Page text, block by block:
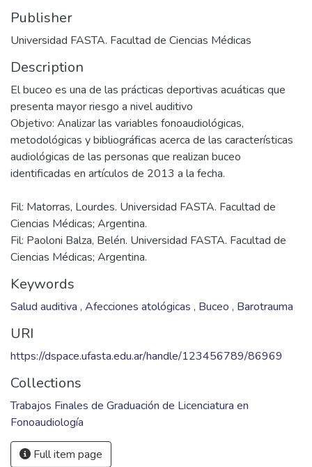
Publisher
Universidad FASTA. Facultad de Ciencias Médicas
Description
El buceo es una de las prácticas deportivas acuáticas que
presenta mayor riesgo a nivel auditivo
Objetivo: Analizar las variables fonoaudiológicas,
metodológicas y bibliográficas acerca de las características
audiológicas de las personas que realizan buceo
Fil: Matorras, Lourdes. Universidad FASTA. Facultad de
Ciencias Médicas; Argentina.
Fil: Paoloni Balza, Belén. Universidad FASTA. Facultad de
Ciencias Médicas; Argentina.
Keywords
Salud auditiva , Afecciones atológicas , Buceo , Barotrauma
URI
https://dspace.ufasta.edu.ar/handle/123456789/86969
Collections
Trabajos Finales de Graduación de Licenciatura en
Fonoaudiología
Full item page